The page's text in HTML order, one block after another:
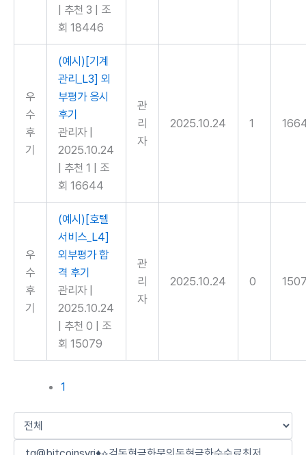
추천 3
조
회 18446
우
수
후
기
(예시)[기계
관리_L3] 외
부평가 응시
후기
관리자
2025.10.24
추천 1
조
회 16644
관
리
자
2025.10.24 1
우
수
후
기
(예시)[호텔
서비스_L4]
외부평가 합
격 후기
관리자
2025.10.24
추천 0
조
회 15079
관
리
자
2025.10.24 0
1